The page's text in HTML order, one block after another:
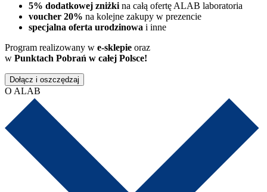
5% dodatkowej zniżki na całą ofertę ALAB laboratoria
voucher 20% na kolejne zakupy w prezencie
specjalna oferta urodzinowa i inne
Program realizowany w e-sklepie oraz
w Punktach Pobrań w całej Polsce!
Dołącz i oszczędzaj
O ALAB